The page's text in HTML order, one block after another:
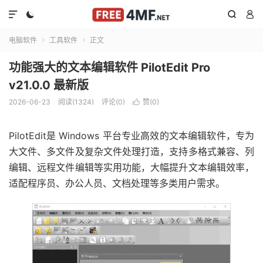
  

电脑软件  工具软件  正文
功能强大的文本编辑软件 PilotEdit Pro
v21.0.0 最新版
2026-06-23 阅读(1324) 评论(0)  赞(0)
PilotEdit是 Windows 平台专业高效的文本编辑软件，专为
大文件、多文件及复杂文件处理打造，支持多格式兼容、列
编辑、远程文件编辑等实用功能，大幅提升文本编辑效率，
适配程序员、办公人员、文档处理等多类用户需求。